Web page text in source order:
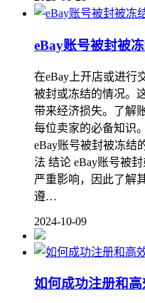
eBay账号被封被
在eBay上开店或进行
被封或冻结的情况。
带来经济损失。了解
每位卖家的必备知识
eBay账号被封被冻结
法 结论 eBay账号被
严重影响，因此了解
遵…
2024-10-09
如何成功注册和